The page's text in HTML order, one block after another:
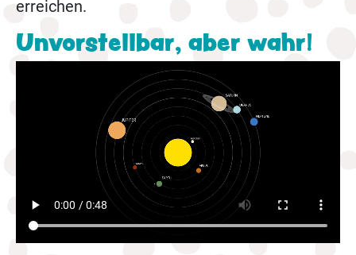
erreichen.
Unvorstellbar, aber wahr!